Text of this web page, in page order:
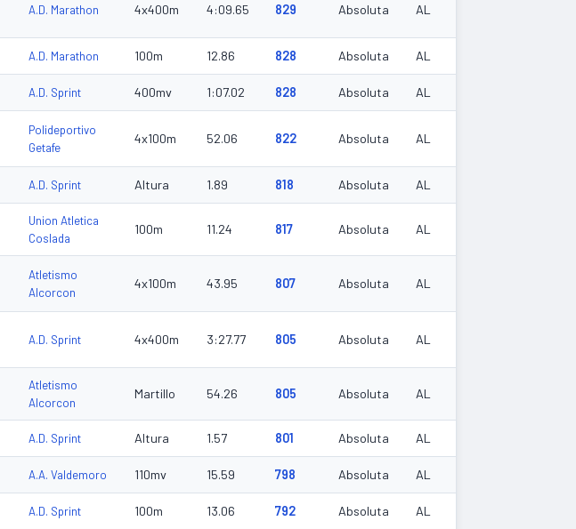
A.D. Marathon 4x400m 4:09.65 829 Absoluta AL
A.D. Marathon 100m 12.86 828 Absoluta AL
A.D. Sprint 400mv 1:07.02 828 Absoluta AL
Polideportivo
Getafe
4x100m 52.06 822 Absoluta AL
A.D. Sprint Altura 1.89 818 Absoluta AL
Union Atletica
Coslada
100m 11.24 817 Absoluta AL
Atletismo
Alcorcon
4x100m 43.95 807 Absoluta AL
A.D. Sprint 4x400m 3:27.77 805 Absoluta AL
Atletismo
Alcorcon
Martillo 54.26 805 Absoluta AL
A.D. Sprint Altura 1.57 801 Absoluta AL
A.A. Valdemoro 110mv 15.59 798 Absoluta AL
A.D. Sprint 100m 13.06 792 Absoluta AL